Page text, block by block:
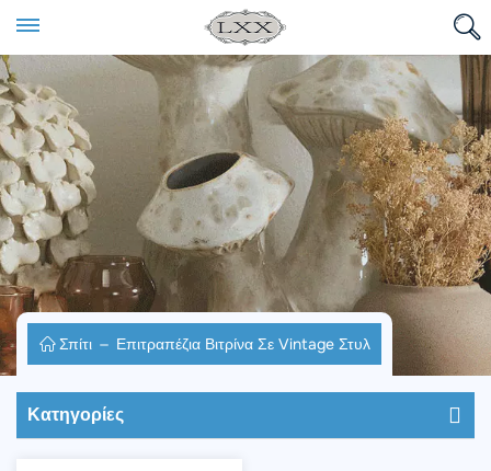
Σπίτι Επιτραπέζια Βιτρίνα Σε Vintage Στυλ
Κατηγορίες